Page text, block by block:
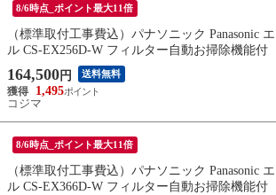
8/6時点_ポイント最大11倍
（標準取付工事費込）パナソニック Panasonic
ル CS-EX256D-W フィルター自動お掃除機能付
164,500 円 送料無料
1,495
コジマ
8/6時点_ポイント最大11倍
（標準取付工事費込）パナソニック Panasonic
ル CS-EX366D-W フィルター自動お掃除機能付